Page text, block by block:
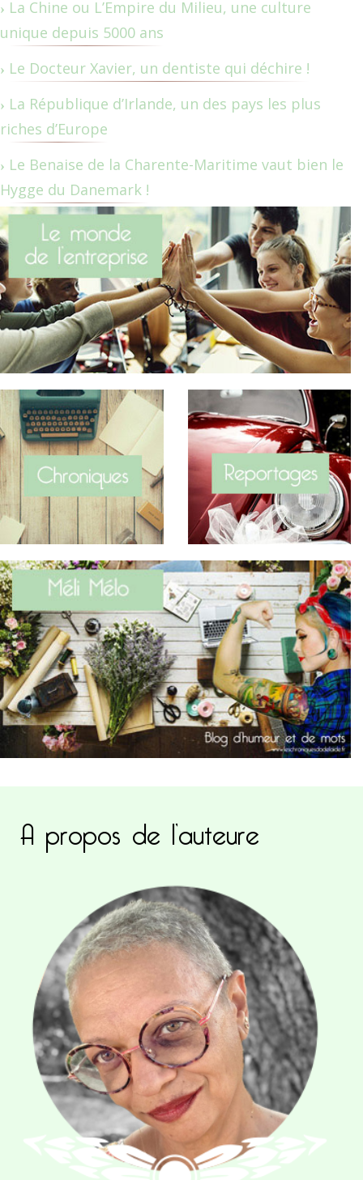
La Chine ou L’Empire du Milieu, une culture
unique depuis 5000 ans
Le Docteur Xavier, un dentiste qui déchire !
La République d’Irlande, un des pays les plus
riches d’Europe
Le Benaise de la Charente-Maritime vaut bien le
Hygge du Danemark !
A propos de l’auteure